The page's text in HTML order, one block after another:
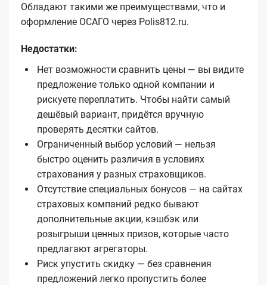
Обладают такими же преимуществами, что и
оформление ОСАГО через Polis812.ru.
Недостатки:
Нет возможности сравнить цены — вы видите
предложение только одной компании и
рискуете переплатить. Чтобы найти самый
дешёвый вариант, придётся вручную
проверять десятки сайтов.
Ограниченный выбор условий — нельзя
быстро оценить различия в условиях
страхования у разных страховщиков.
Отсутствие специальных бонусов — на сайтах
страховых компаний редко бывают
дополнительные акции, кэшбэк или
розыгрыши ценных призов, которые часто
предлагают агрегаторы.
Риск упустить скидку — без сравнения
предложений легко пропустить более